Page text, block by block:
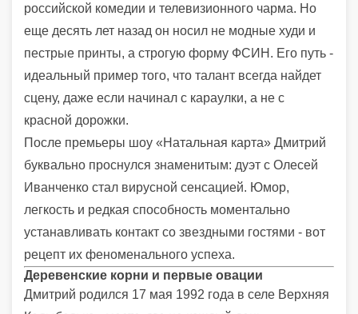
российской комедии и телевизионного чарма. Но
еще десять лет назад он носил не модные худи и
пестрые принты, а строгую форму ФСИН. Его путь -
идеальный пример того, что талант всегда найдет
сцену, даже если начинал с караулки, а не с
красной дорожки.
После премьеры шоу «Натальная карта» Дмитрий
буквально проснулся знаменитым: дуэт с Олесей
Иванченко стал вирусной сенсацией. Юмор,
легкость и редкая способность моментально
устанавливать контакт со звездными гостями - вот
рецепт их феноменального успеха.
Деревенские корни и первые овации
Дмитрий родился 17 мая 1992 года в селе Верхняя